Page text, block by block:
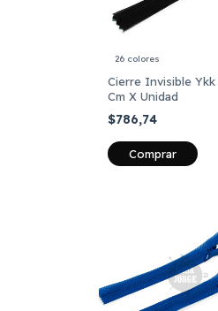
26 colores
Cierre Invisible Ykk
Cm X Unidad
$786,74
Comprar